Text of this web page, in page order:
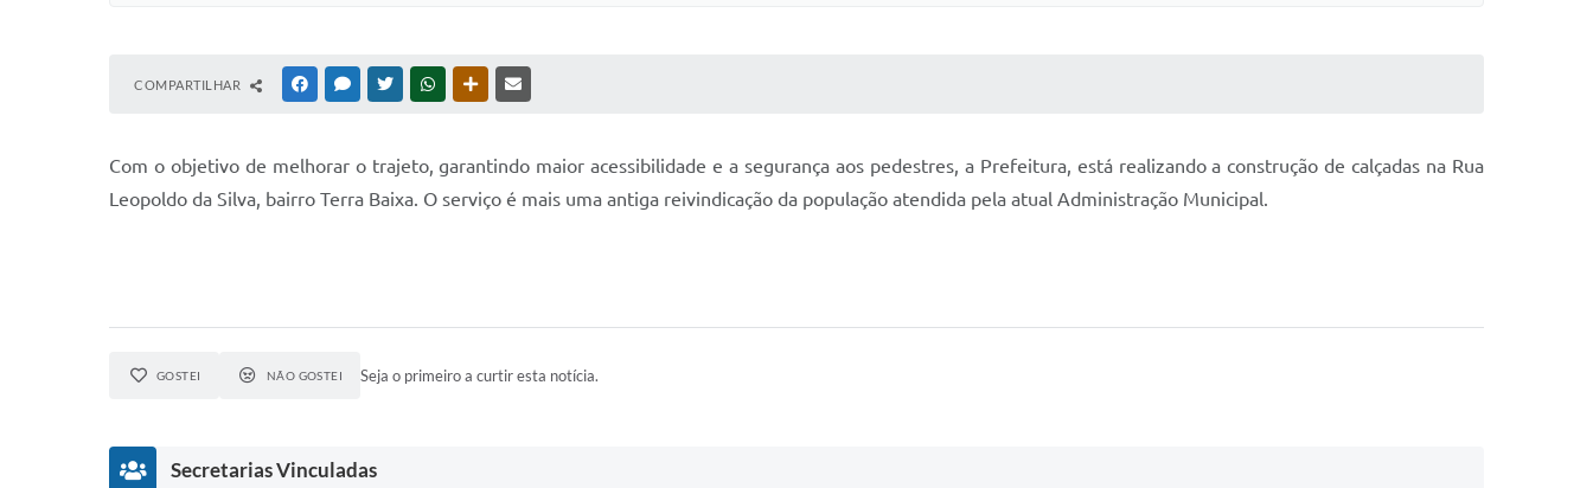
COMPARTILHAR FACEBOOKMESSENGER
TWITTERWHATSAPPOUTRAS MÍDIAS
Com o objetivo de melhorar o trajeto, garantindo maior acessibilidade e a segurança aos pedestres, a Prefeitura, está realizando a construção de calçadas na Rua
Leopoldo da Silva, bairro Terra Baixa. O serviço é mais uma antiga reivindicação da população atendida pela atual Administração Municipal.
GOSTEI NÃO GOSTEI Seja o primeiro a curtir esta notícia.
Secretarias Vinculadas